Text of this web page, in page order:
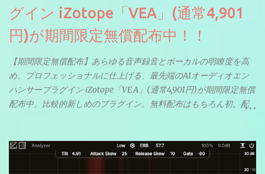
グイン iZotope「VEA」(通常4,901
円)が期間限定無償配布中！！
【期間限定無償配布】あらゆる音声録音とボーカルの明瞭度を高
め、プロフェッショナルに仕上げる、最先端のAIオーディオエン
ハンサープラグイン iZotope「VEA」(通常4,901円)が期間限定無償
配布中。比較的新しめのプラグイン。無料配布はもちろん初。配